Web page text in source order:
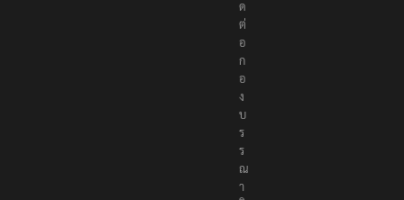
ด
ต่
อ
ก
อ
ง
บ
ร
ร
ณ
า